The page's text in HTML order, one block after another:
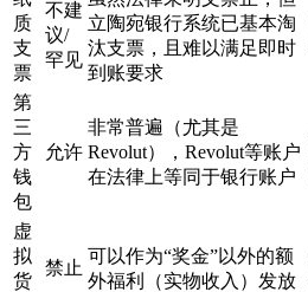
质
支
票
不建
议/
罕见
立陶宛银行系统已基本淘
汰支票，且难以满足即时
到账要求
第
三
方
钱
包
允许
非常普遍（尤其是
Revolut），Revolut等账户
在法律上等同于银行账户
虚
拟
货
禁止
可以作为“奖金”以外的额
外福利（实物收入）发放